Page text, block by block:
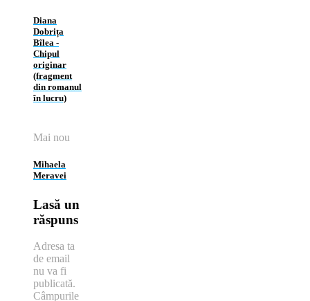
Diana
Dobrița
Bîlea ‑
Chipul
originar
(fragment
din romanul
în lucru)
Mai nou
Mihaela
Meravei
Lasă un
răspuns
Adresa ta
de email
nu va fi
publicată.
Câmpurile